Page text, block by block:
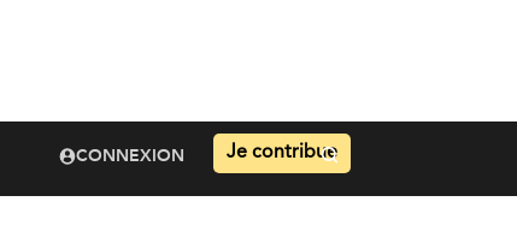
CONNEXION Je contribue